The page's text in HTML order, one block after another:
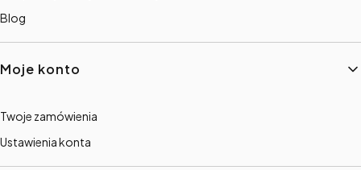
Blog
Moje konto
Twoje zamówienia
Ustawienia konta